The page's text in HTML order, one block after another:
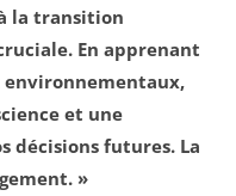
la transition
En apprenant
environnementaux,
et une
décisions futures. La
»